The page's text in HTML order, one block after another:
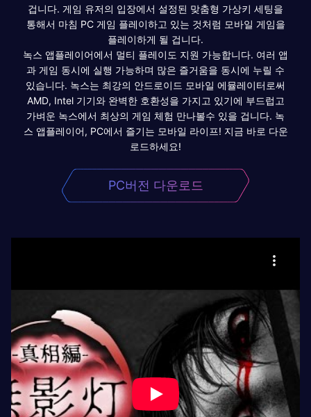
겁니다. 게임 유저의 입장에서 설정된 맞춤형 가상키 세팅을
통해서 마침 PC 게임 플레이하고 있는 것처럼 모바일 게임을
플레이하게 될 겁니다.
녹스 앱플레이어에서 멀티 플레이도 지원 가능합니다. 여러 앱
과 게임 동시에 실행 가능하며 많은 즐거움을 동시에 누릴 수
있습니다. 녹스는 최강의 안드로이드 모바일 에뮬레이터로써
AMD, Intel 기기와 완벽한 호환성을 가지고 있기에 부드럽고
가벼운 녹스에서 최상의 게임 체험 만나볼수 있을 겁니다. 녹
스 앱플레이어, PC에서 즐기는 모바일 라이프! 지금 바로 다운
로드하세요!
PC버전 다운로드